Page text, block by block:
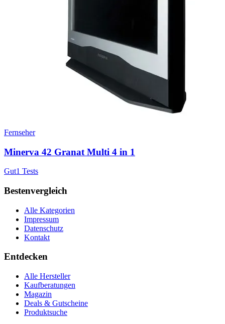
Fernseher
Minerva 42 Granat Multi 4 in 1
Gut1 Tests
Bestenvergleich
Alle Kategorien
Impressum
Datenschutz
Kontakt
Entdecken
Alle Hersteller
Kaufberatungen
Magazin
Deals & Gutscheine
Produktsuche